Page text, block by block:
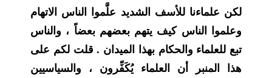
لكن علماءنا للأسف الشديد علَّموا الناس الاتهام
وعلموا الناس كيف يتهم بعضهم بعضاً ، والناس
تبع للعلماء والحكام بهذا الميدان . قلت لكم على
هذا المنبر أن العلماء يُكَفِّرون ، والسياسيين